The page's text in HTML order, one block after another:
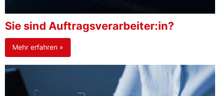
Sie sind Auftragsverarbeiter:in?
Mehr erfahren »